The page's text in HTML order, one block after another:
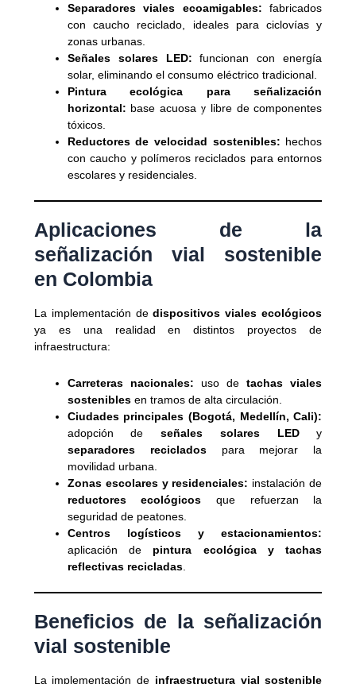
Separadores viales ecoamigables: fabricados
con caucho reciclado, ideales para ciclovías y
zonas urbanas.
Señales solares LED: funcionan con energía
solar, eliminando el consumo eléctrico tradicional.
Pintura ecológica para señalización
horizontal: base acuosa y libre de componentes
tóxicos.
Reductores de velocidad sostenibles: hechos
con caucho y polímeros reciclados para entornos
escolares y residenciales.
Aplicaciones de la
señalización vial sostenible
en Colombia
La implementación dedispositivos viales ecológicos
ya es una realidad en distintos proyectos de
infraestructura:
Carreteras nacionales: uso detachas viales
sosteniblesen tramos de alta circulación.
Ciudades principales (Bogotá, Medellín, Cali):
adopción deseñales solares LEDy
separadores recicladospara mejorar la
movilidad urbana.
Zonas escolares y residenciales: instalación de
reductores ecológicos que refuerzan la
seguridad de peatones.
Centros logísticos y estacionamientos:
aplicación de pintura ecológica y tachas
reflectivas recicladas.
Beneficios de la señalización
vial sostenible
La implementación de infraestructura vial sostenible